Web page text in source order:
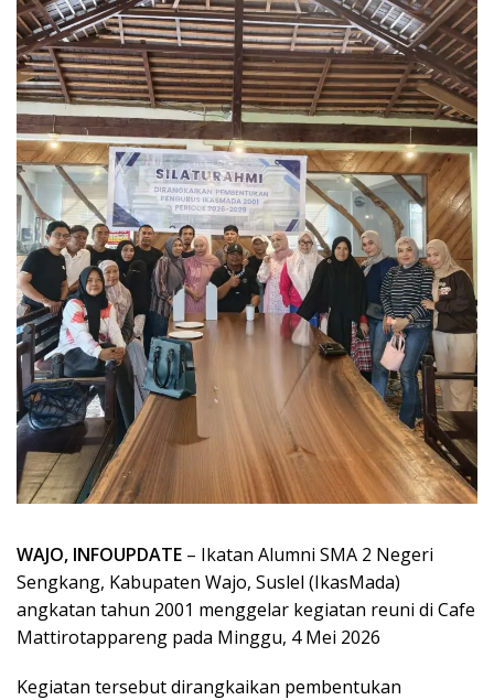
WAJO, INFOUPDATE – Ikatan Alumni SMA 2 Negeri
Sengkang, Kabupaten Wajo, Suslel (IkasMada)
angkatan tahun 2001 menggelar kegiatan reuni di Cafe
Mattirotappareng pada Minggu, 4 Mei 2026
Kegiatan tersebut dirangkaikan pembentukan